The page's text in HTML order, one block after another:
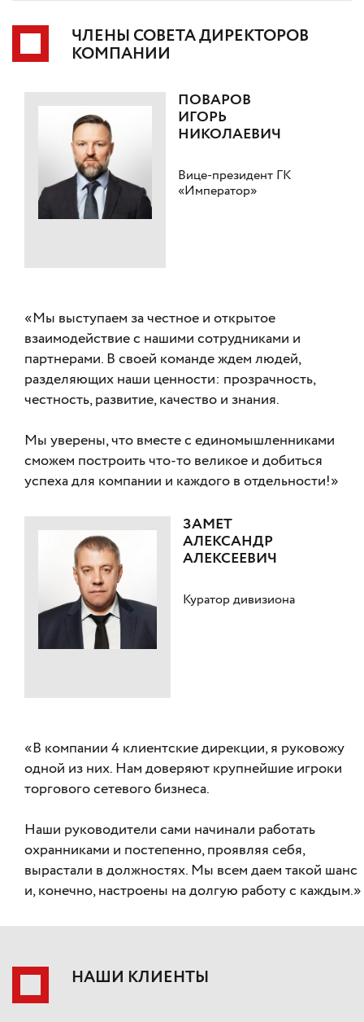
ЧЛЕНЫ СОВЕТА ДИРЕКТОРОВ
КОМПАНИИ
ПОВАРОВ
ИГОРЬ
НИКОЛАЕВИЧ
Вице-президент ГК
«Император»
«Мы выступаем за честное и открытое
взаимодействие с нашими сотрудниками и
партнерами. В своей команде ждем людей,
разделяющих наши ценности: прозрачность,
честность, развитие, качество и знания.
Мы уверены, что вместе с единомышленниками
сможем построить что-то великое и добиться
успеха для компании и каждого в отдельности!»
ЗАМЕТ
АЛЕКСАНДР
АЛЕКСЕЕВИЧ
Куратор дивизиона
«В компании 4 клиентские дирекции, я руковожу
одной из них. Нам доверяют крупнейшие игроки
торгового сетевого бизнеса.
Наши руководители сами начинали работать
охранниками и постепенно, проявляя себя,
вырастали в должностях. Мы всем даем такой шанс
и, конечно, настроены на долгую работу с каждым.»
НАШИ КЛИЕНТЫ